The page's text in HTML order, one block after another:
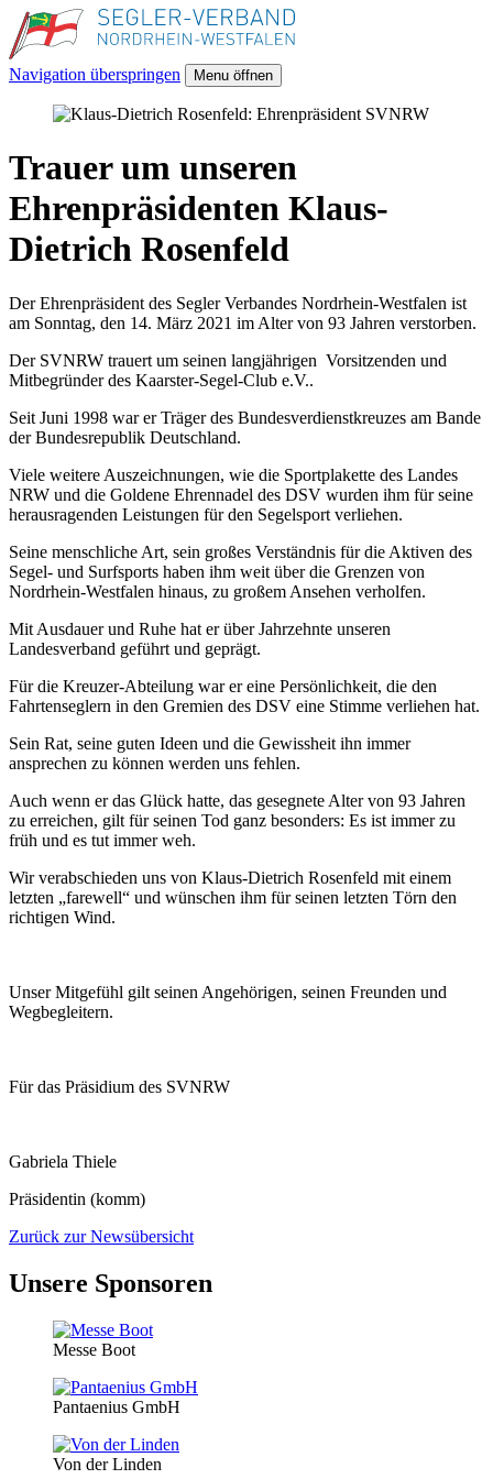
Navigation überspringen Menu öffnen
Trauer um unseren
Ehrenpräsidenten Klaus-
Dietrich Rosenfeld
Der Ehrenpräsident des Segler Verbandes Nordrhein-Westfalen ist
am Sonntag, den 14. März 2021 im Alter von 93 Jahren verstorben.
Der SVNRW trauert um seinen langjährigen Vorsitzenden und
Mitbegründer des Kaarster-Segel-Club e.V..
Seit Juni 1998 war er Träger des Bundesverdienstkreuzes am Bande
der Bundesrepublik Deutschland.
Viele weitere Auszeichnungen, wie die Sportplakette des Landes
NRW und die Goldene Ehrennadel des DSV wurden ihm für seine
herausragenden Leistungen für den Segelsport verliehen.
Seine menschliche Art, sein großes Verständnis für die Aktiven des
Segel- und Surfsports haben ihm weit über die Grenzen von
Nordrhein-Westfalen hinaus, zu großem Ansehen verholfen.
Mit Ausdauer und Ruhe hat er über Jahrzehnte unseren
Landesverband geführt und geprägt.
Für die Kreuzer-Abteilung war er eine Persönlichkeit, die den
Fahrtenseglern in den Gremien des DSV eine Stimme verliehen hat.
Sein Rat, seine guten Ideen und die Gewissheit ihn immer
ansprechen zu können werden uns fehlen.
Auch wenn er das Glück hatte, das gesegnete Alter von 93 Jahren
zu erreichen, gilt für seinen Tod ganz besonders: Es ist immer zu
früh und es tut immer weh.
Wir verabschieden uns von Klaus-Dietrich Rosenfeld mit einem
letzten „farewell“ und wünschen ihm für seinen letzten Törn den
richtigen Wind.
Unser Mitgefühl gilt seinen Angehörigen, seinen Freunden und
Wegbegleitern.
Für das Präsidium des SVNRW
Gabriela Thiele
Präsidentin (komm)
Zurück zur Newsübersicht
Unsere Sponsoren
Messe Boot
Pantaenius GmbH
Von der Linden